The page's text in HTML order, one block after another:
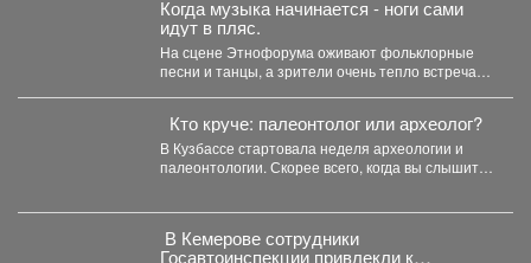
Когда музыка начинается - ноги сами
идут в пляс.
На сцене Этнофорума оживают фольклорные
песни и танцы, а зрители очень тепло встречают
Кто круче: палеонтолог или археолог?
В Кузбассе стартовала неделя археологии и
палеонтологии. Скорее всего, когда вы слышите
‍ В Кемерове сотрудники
Госавтоинспекции привлекли к